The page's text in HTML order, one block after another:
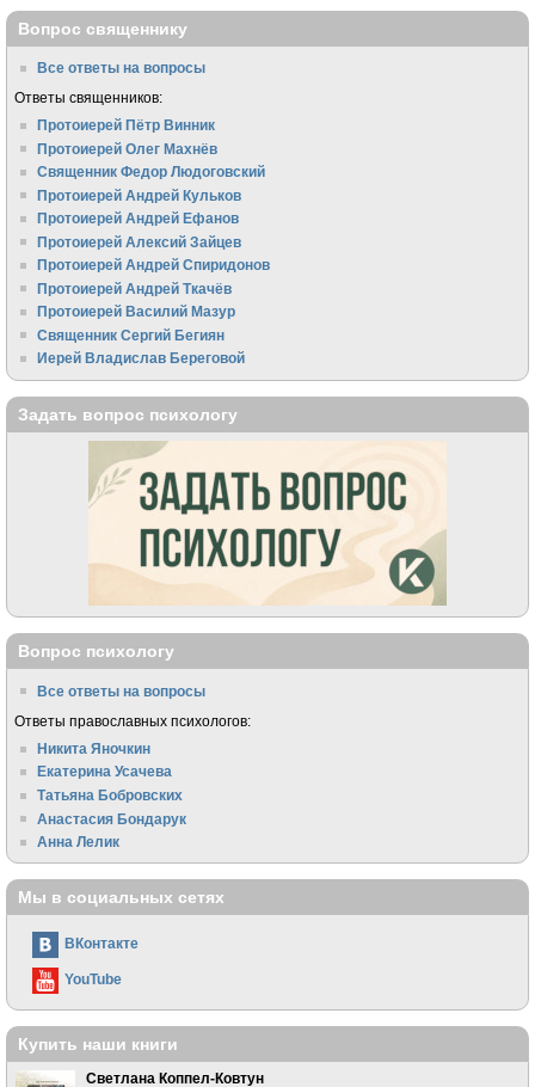
Вопрос священнику
Все ответы на вопросы
Ответы священников:
Протоиерей Пётр Винник
Протоиерей Олег Махнёв
Священник Федор Людоговский
Протоиерей Андрей Кульков
Протоиерей Андрей Ефанов
Протоиерей Алексий Зайцев
Протоиерей Андрей Спиридонов
Протоиерей Андрей Ткачёв
Протоиерей Василий Мазур
Священник Сергий Бегиян
Иерей Владислав Береговой
Задать вопрос психологу
Вопрос психологу
Все ответы на вопросы
Ответы православных психологов:
Никита Яночкин
Екатерина Усачева
Татьяна Бобровских
Анастасия Бондарук
Анна Лелик
Мы в социальных сетях
ВКонтакте
YouTube
Купить наши книги
Светлана Коппел-Ковтун